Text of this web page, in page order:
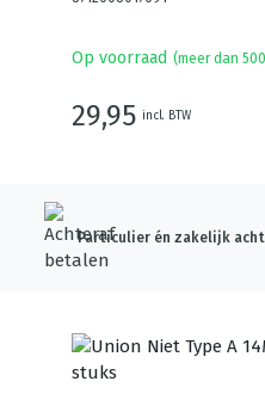
Op voorraad (meer dan
29,95 incl. BTW
Particulier én zakelijk